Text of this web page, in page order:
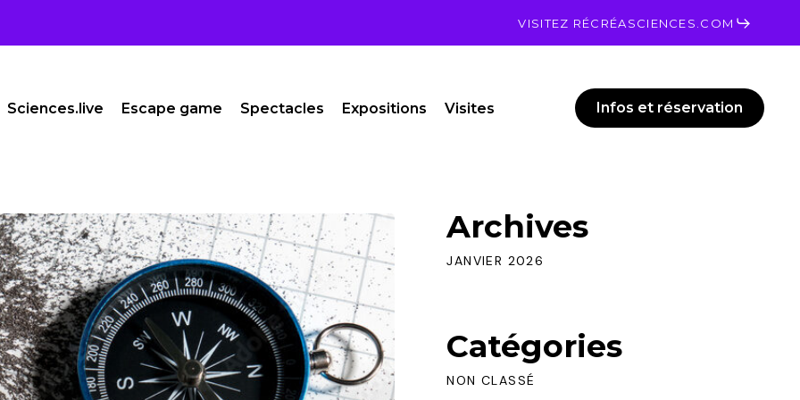
VISITEZ RÉCRÉASCIENCES.COM
Sciences.live Escape game Spectacles Expositions Visites Infos et réservation
Archives
JANVIER 2026
Catégories
NON CLASSÉ